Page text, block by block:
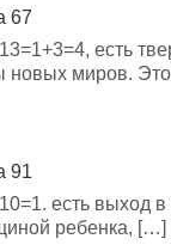
67
есть
новых миров.
91
есть выход
ребенка, […]